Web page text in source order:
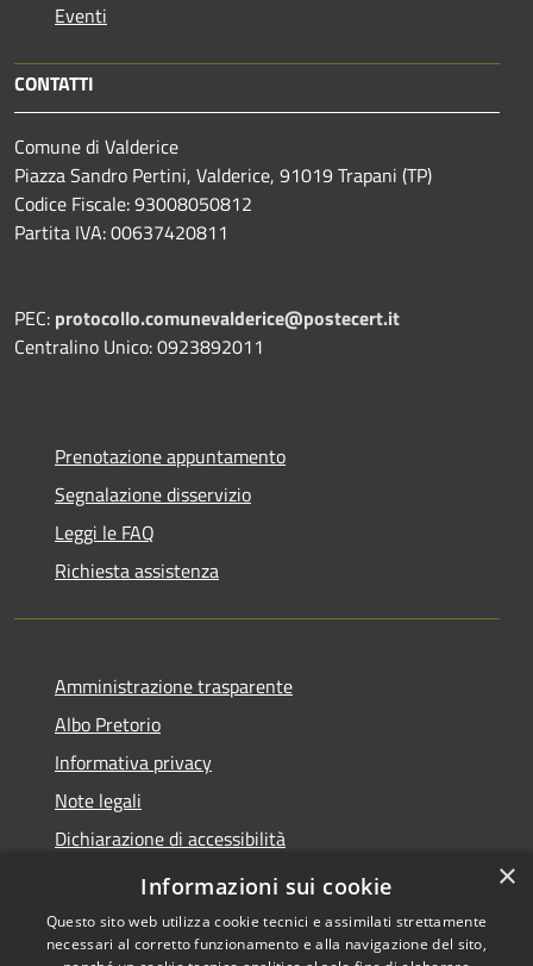
Eventi
CONTATTI
Comune di Valderice
Piazza Sandro Pertini, Valderice, 91019 Trapani (TP)
Codice Fiscale: 93008050812
Partita IVA: 00637420811
PEC: protocollo.comunevalderice@postecert.it
Centralino Unico: 0923892011
Prenotazione appuntamento
Segnalazione disservizio
Leggi le FAQ
Richiesta assistenza
Amministrazione trasparente
Albo Pretorio
Informativa privacy
Note legali
Dichiarazione di accessibilità
Informativa Privacy Videosorveglianza
×
Informazioni sui cookie
Questo sito web utilizza cookie tecnici e assimilati strettamente
necessari al corretto funzionamento e alla navigazione del sito,